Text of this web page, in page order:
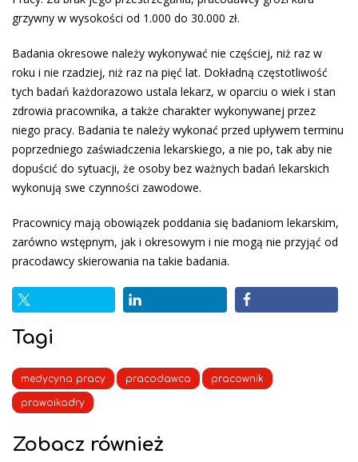
grzywny w wysokości od 1.000 do 30.000 zł.
Badania okresowe należy wykonywać nie częściej, niż raz w
roku i nie rzadziej, niż raz na pięć lat. Dokładną częstotliwość
tych badań każdorazowo ustala lekarz, w oparciu o wiek i stan
zdrowia pracownika, a także charakter wykonywanej przez
niego pracy. Badania te należy wykonać przed upływem terminu
poprzedniego zaświadczenia lekarskiego, a nie po, tak aby nie
dopuścić do sytuacji, że osoby bez ważnych badań lekarskich
wykonują swe czynności zawodowe.
Pracownicy mają obowiązek poddania się badaniom lekarskim,
zarówno wstępnym, jak i okresowym i nie mogą nie przyjąć od
pracodawcy skierowania na takie badania.
Tagi
medycyna pracy pracodawca pracownik
prawoikadry
Zobacz również